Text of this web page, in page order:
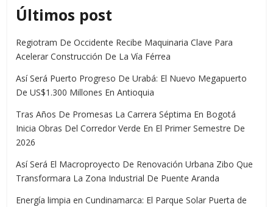
Últimos post
Regiotram De Occidente Recibe Maquinaria Clave Para
Acelerar Construcción De La Vía Férrea
Así Será Puerto Progreso De Urabá: El Nuevo Megapuerto
De US$1.300 Millones En Antioquia
Tras Años De Promesas La Carrera Séptima En Bogotá
Inicia Obras Del Corredor Verde En El Primer Semestre De
2026
Así Será El Macroproyecto De Renovación Urbana Zibo Que
Transformara La Zona Industrial De Puente Aranda
Energía limpia en Cundinamarca: El Parque Solar Puerta de